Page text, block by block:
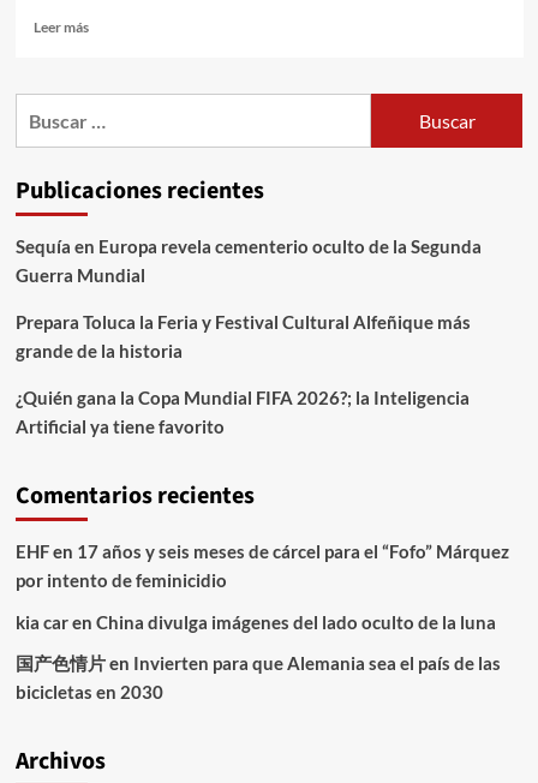
Leer más
Publicaciones recientes
Sequía en Europa revela cementerio oculto de la Segunda
Guerra Mundial
Prepara Toluca la Feria y Festival Cultural Alfeñique más
grande de la historia
¿Quién gana la Copa Mundial FIFA 2026?; la Inteligencia
Artificial ya tiene favorito
Comentarios recientes
EHFen 17 años y seis meses de cárcel para el “Fofo” Márquez
por intento de feminicidio
kia caren China divulga imágenes del lado oculto de la luna
国产色情片en Invierten para que Alemania sea el país de las
bicicletas en 2030
Archivos